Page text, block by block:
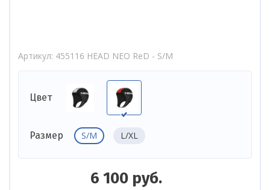
Артикул 455116 HEAD NEO ReD - S/M
Цвет
Размер S/M L/XL
6 100 руб.